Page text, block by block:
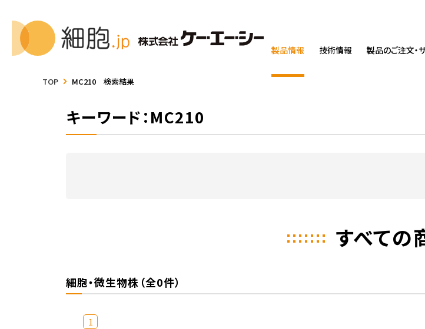
製品情報 技術情報 製品のご注文・
TOP MC210 検索結果
キーワード：MC210
すべての
細胞・微生物株（全0件）
1